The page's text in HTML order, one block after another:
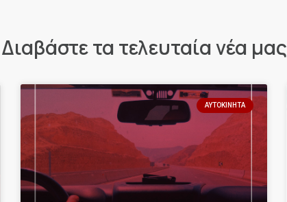
Διαβάστε τα τελευταία νέα μας
ΑΥΤΟΚΊΝΗΤΑ